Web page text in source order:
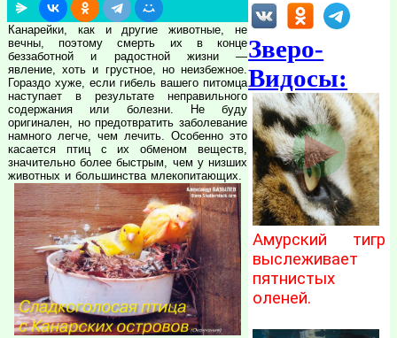
Канарейки, как и другие животные, не
вечны, поэтому смерть их в конце
беззаботной и радостной жизни —
явление, хоть и грустное, но неизбежное.
Гораздо хуже, если гибель вашего питомца
наступает в результате неправильного
содержания или болезни. Не буду
оригинален, но предотвратить заболевание
намного легче, чем лечить. Особенно это
касается птиц с их обменом веществ,
значительно более быстрым, чем у низших
животных и большинства млекопитающих.
Зверо-
Видосы:
Амурский тигр
выслеживает
пятнистых
оленей.